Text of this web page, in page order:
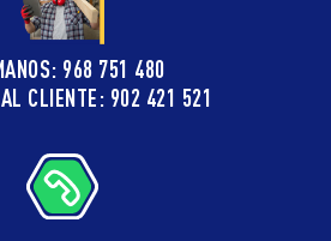
968 751 480
CLIENTE: 902 421 521